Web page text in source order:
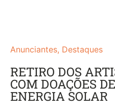
Anunciantes, Destaques
RETIRO DOS
COM DOAÇÕES
ENERGIA SOLAR